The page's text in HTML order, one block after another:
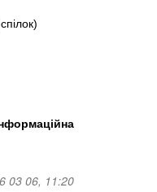
03 06, 11:20